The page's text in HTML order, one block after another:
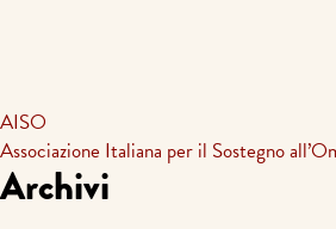
AISO
Associazione Italiana per il Sostegno
Archivi